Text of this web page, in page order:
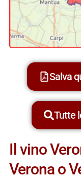
Salva
Tutte
Il vino
Verona o